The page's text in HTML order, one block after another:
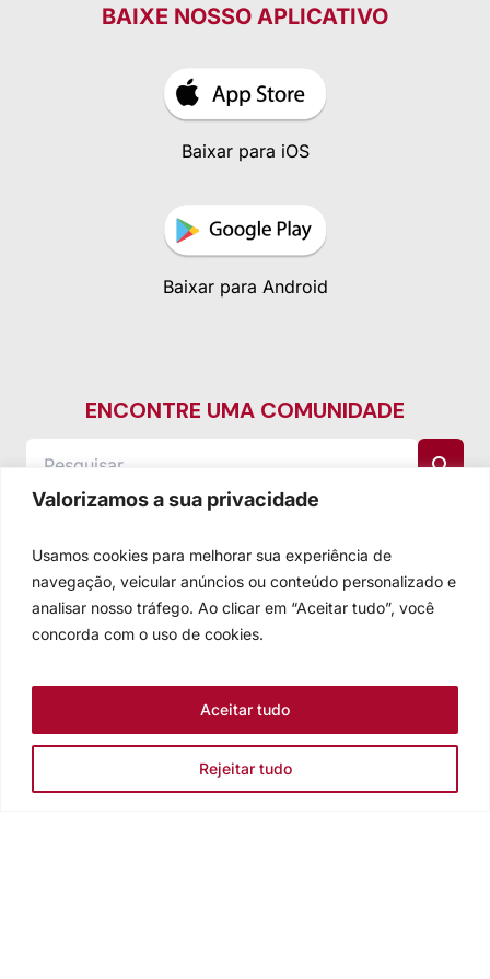
Valorizamos a sua privacidade
Usamos cookies para melhorar sua experiência de
navegação, veicular anúncios ou conteúdo personalizado e
analisar nosso tráfego. Ao clicar em “Aceitar tudo”, você
concorda com o uso de cookies.
Rejeitar tudo
Aceitar tudo
BAIXE NOSSO APLICATIVO
Baixar para iOS
Baixar para Android
ENCONTRE UMA COMUNIDADE